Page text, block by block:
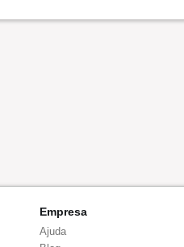
Empresa
Ajuda